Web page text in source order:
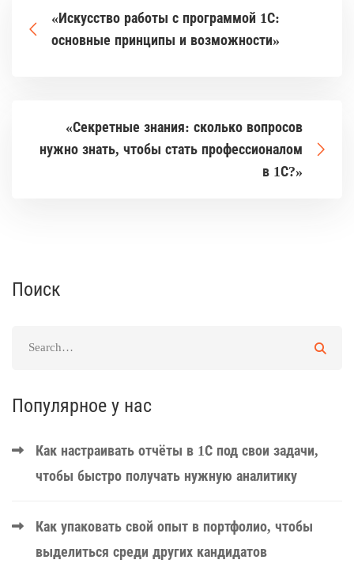
«Искусство работы с программой 1С:
основные принципы и возможности»
«Секретные знания: сколько вопросов
нужно знать, чтобы стать профессионалом
в 1С?»
Поиск
Популярное у нас
Как настраивать отчёты в 1С под свои задачи,
чтобы быстро получать нужную аналитику
Как упаковать свой опыт в портфолио, чтобы
выделиться среди других кандидатов